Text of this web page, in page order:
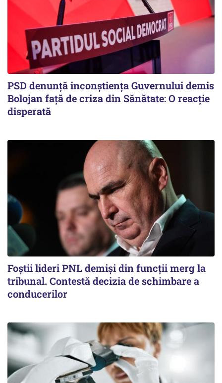
PSD denunță inconștiența Guvernului demis
Bolojan față de criza din Sănătate: O reacție
disperată
Foștii lideri PNL demiși din funcții merg la
tribunal. Contestă decizia de schimbare a
conducerilor